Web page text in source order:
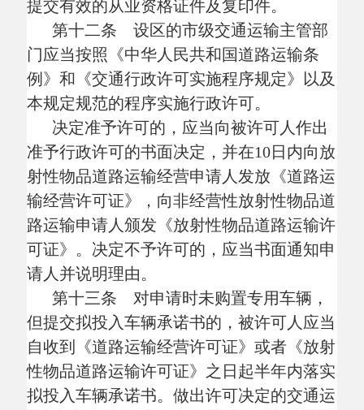
的，应当在向被许可人颁发《道路运输经营
许可证》或者《放射性物品道路运输许可
证》的同时，为专用车辆配发《道路运输
证》。
做出许可决定的交通运输主管部门应当
在《道路运输证》有关栏目内注明允许运输
放射性物品的范围（类别或者品名）。对从
事非经营性放射性物品道路运输的，还应当
在《道路运输证》上加盖“非经营性放射性
物品道路运输专用章”。
第十四条 放射性物品道路运输企业或
者单位终止放射性物品运输业务的，应当在
终止之日30日前书面告知做出原许可决定的
交通运输主管部门。属于经营性放射性物品
道路运输业务的，做出原许可决定的交通运
输主管部门应当在接到书面告知之日起10日
内将放射性道路运输企业终止放射性物品运
输业务的有关情况向社会公布。
放射性物品道路运输企业或者单位应当